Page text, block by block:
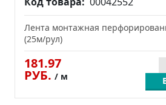
Лента монтажная
(25м/рул)
181.97
РУБ. / м